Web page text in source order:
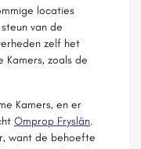
locaties
van de
zelf het
Kamers, zoals de
Kamers, en er
Omprop Fryslân.
want de behoefte